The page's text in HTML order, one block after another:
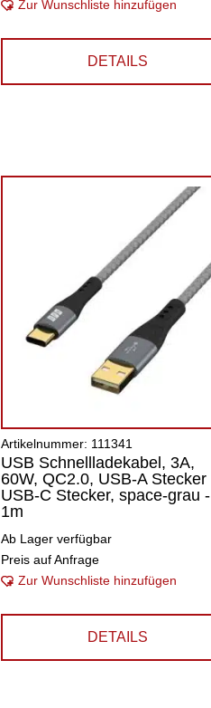
Zur Wunschliste hinzufügen
DETAILS
Artikelnummer: 111341
USB Schnellladekabel, 3A,
60W, QC2.0, USB-A Stecker
USB-C Stecker, space-grau -
1m
Ab Lager verfügbar
Preis auf Anfrage
Zur Wunschliste hinzufügen
DETAILS